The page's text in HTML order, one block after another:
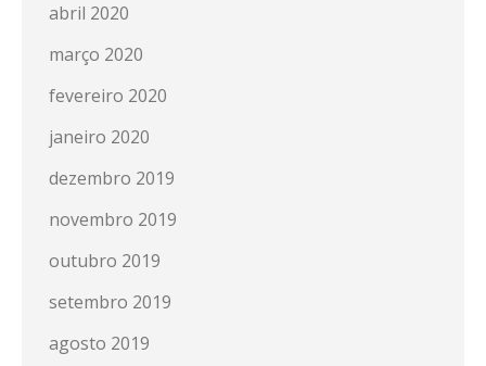
abril 2020
março 2020
fevereiro 2020
janeiro 2020
dezembro 2019
novembro 2019
outubro 2019
setembro 2019
agosto 2019